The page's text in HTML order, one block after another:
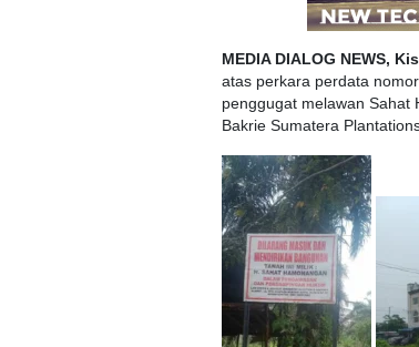
MEDIA DIALOG NEWS,
atas perkara perdata
penggugat melawan Sahat
Bakrie Sumatera